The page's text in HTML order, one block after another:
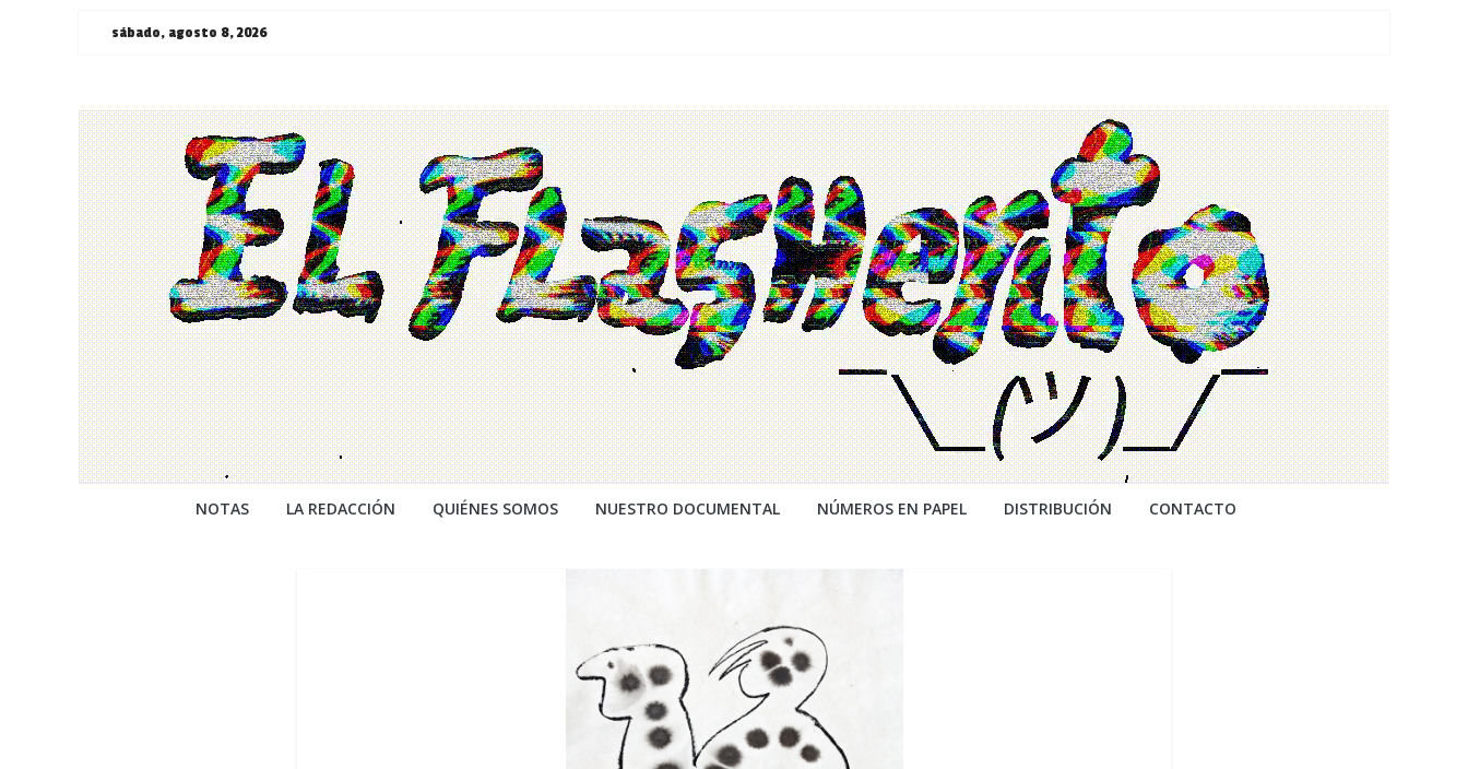
Saltarsábado, agosto 8, 2026
¯\_(ツ)_/
¯
NOTAS LA REDACCIÓN QUIÉNES SOMOS NUESTRO DOCUMENTAL NÚMEROS EN PAPEL DISTRIBUCIÓN CONTACTO